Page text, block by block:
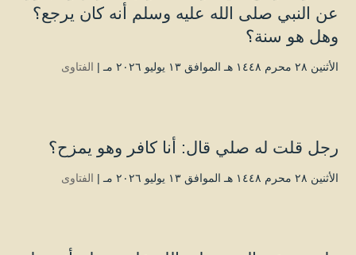
عن النبي صلى الله عليه وسلم أنه كان يرجع؟
وهل هو سنة؟
الأثنين ۲۸ محرم ۱٤٤۸ هـ الموافق ۱۳ يوليو ۲۰۲٦ مـ | الفتاوى
رجل قلت له صلي قال: أنا كافر وهو يمزح؟
الأثنين ۲۸ محرم ۱٤٤۸ هـ الموافق ۱۳ يوليو ۲۰۲٦ مـ | الفتاوى